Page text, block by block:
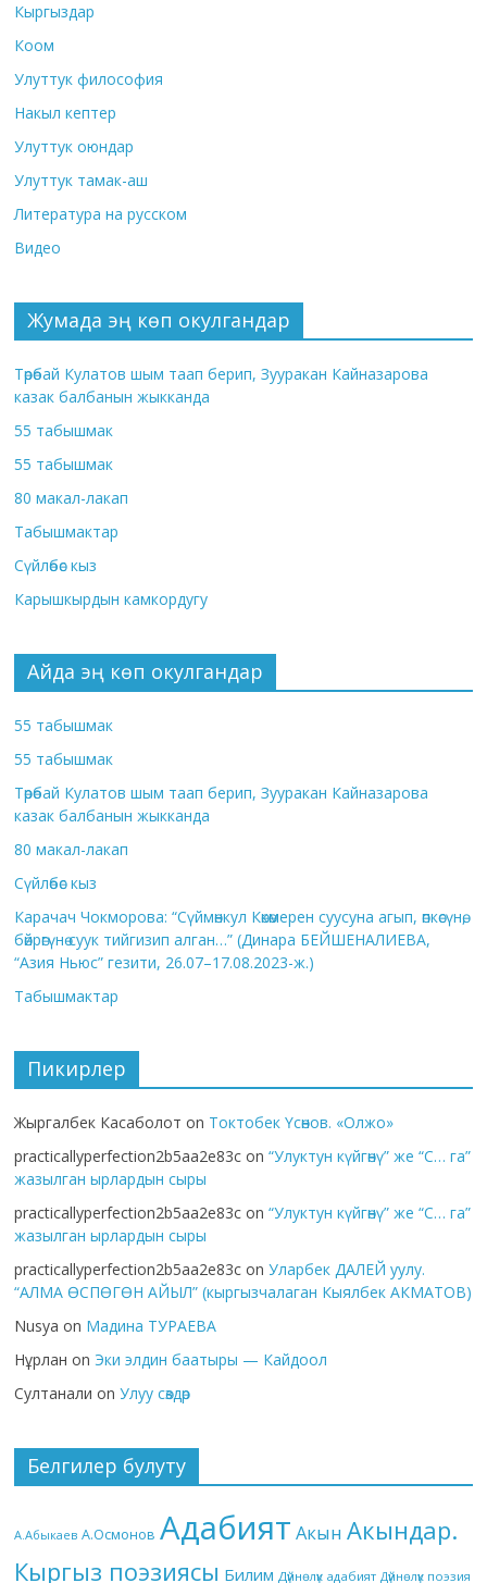
Кыргыздар
Коом
Улуттук философия
Накыл кептер
Улуттук оюндар
Улуттук тамак-аш
Литература на русском
Видео
Жумада эң көп окулгандар
Төрөбай Кулатов шым таап берип, Зууракан Кайназарова
казак балбанын жыкканда
55 табышмак
55 табышмак
80 макал-лакап
Табышмактар
Сүйлөбөс кыз
Карышкырдын камкордугу
Айда эң көп окулгандар
55 табышмак
55 табышмак
Төрөбай Кулатов шым таап берип, Зууракан Кайназарова
казак балбанын жыкканда
80 макал-лакап
Сүйлөбөс кыз
Карачач Чокморова: “Сүймөнкул Көкөмерен суусуна агып, өпкөсүнө,
бөйрөгүнө суук тийгизип алган…” (Динара БЕЙШЕНАЛИЕВА,
“Азия Ньюс” гезити, 26.07–17.08.2023-ж.)
Табышмактар
Пикирлер
Жыргалбек Касаболот on Токтобек Үсөнов. «Олжо»
practicallyperfection2b5aa2e83c on“Улуктун күйгөнү” же “С… га”
жазылган ырлардын сыры
practicallyperfection2b5aa2e83c on“Улуктун күйгөнү” же “С… га”
жазылган ырлардын сыры
practicallyperfection2b5aa2e83c onУларбек ДАЛЕЙ уулу.
“АЛМА ӨСПӨГӨН АЙЫЛ” (кыргызчалаган Кыялбек АКМАТОВ)
Nusya on Мадина ТУРАЕВА
Нұрлан on Эки элдин баатыры — Кайдоол
Султанали onУлуу сөздөр
Белгилер булуту
А.Абыкаев А.Осмонов Адабият Акын Акындар.
Кыргыз поэзиясы Билим Дүйнөлүк адабият Дүйнөлүк поэзия